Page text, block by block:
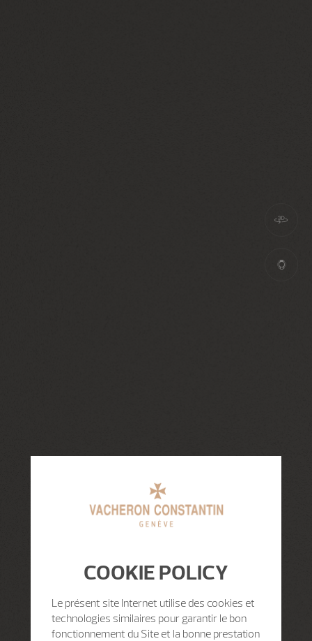
COOKIE POLICY
Le présent site Internet utilise des cookies et
technologies similaires pour garantir le bon
fonctionnement du Site et la bonne prestation